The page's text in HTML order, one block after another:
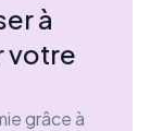
à
votre
grâce à